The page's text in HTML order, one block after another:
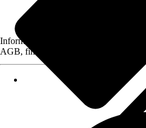
Informationen des Verkäufers, wie z.
AGB, finden Sie bei Klick auf den